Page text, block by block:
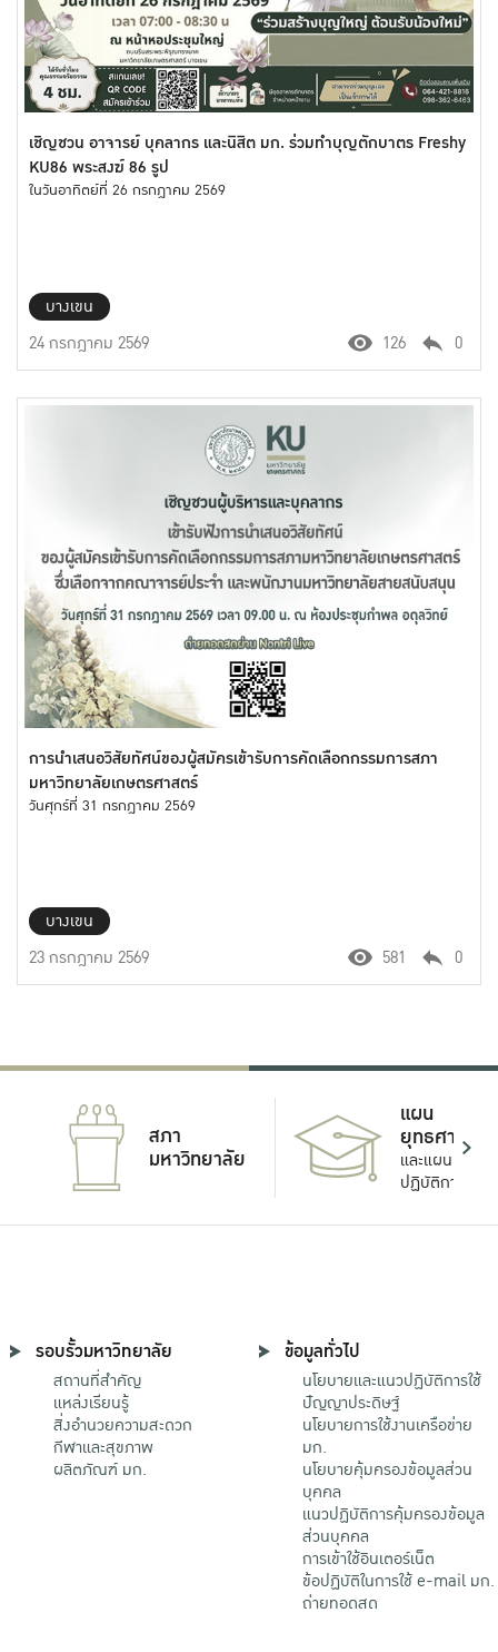
เชิญชวน อาจารย์ บุคลากร และนิสิต มก. ร่วมทำบุญตักบาตร Freshy
KU86 พระสงฆ์ 86 รูป
ในวันอาทิตย์ที่ 26 กรกฎาคม 2569
บางเขน
24 กรกฎาคม 2569
126 0
การนำเสนอวิสัยทัศน์ของผู้สมัครเข้ารับการคัดเลือกกรรมการสภา
มหาวิทยาลัยเกษตรศาสตร์
วันศุกร์ที่ 31 กรกฎาคม 2569
บางเขน
23 กรกฎาคม 2569
581 0
สภา
มหาวิทยาลัย
แผน
ยุทธศาสตร์
และแผน
ปฏิบัติการ
รอบรั้วมหาวิทยาลัย
สถานที่สำคัญ
แหล่งเรียนรู้
สิ่งอำนวยความสะดวก
กีฬาและสุขภาพ
ผลิตภัณฑ์ มก.
ข้อมูลทั่วไป
นโยบายและแนวปฏิบัติการใช้
ปัญญาประดิษฐ์
นโยบายการใช้งานเครือข่าย
มก.
นโยบายคุ้มครองข้อมูลส่วน
บุคคล
แนวปฏิบัติการคุ้มครองข้อมูล
ส่วนบุคคล
การเข้าใช้อินเตอร์เน็ต
ข้อปฏิบัติในการใช้ e-mail มก.
ถ่ายทอดสด